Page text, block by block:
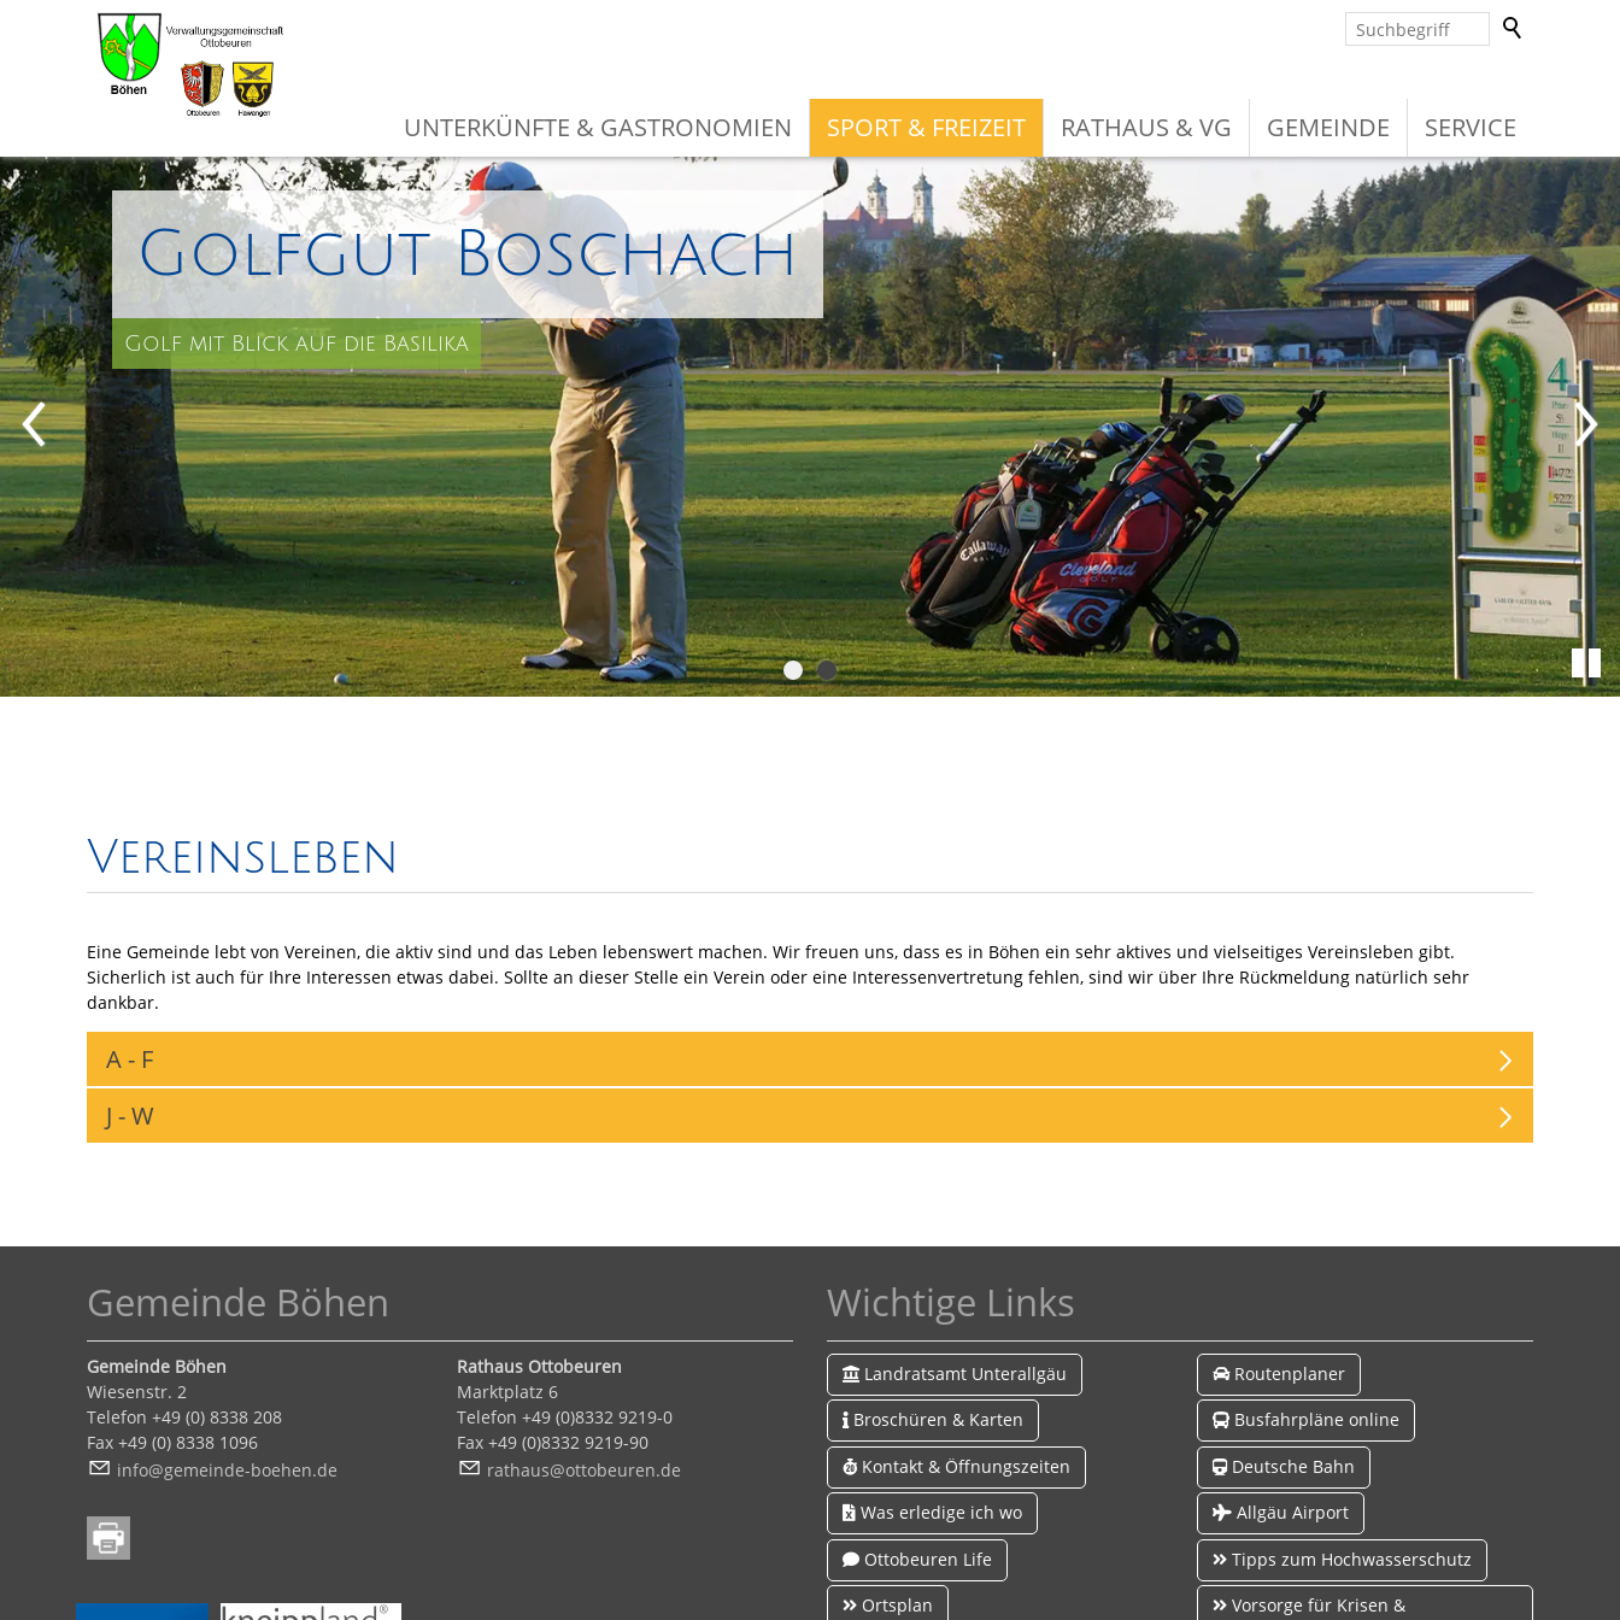
UNTERKÜNFTE & GASTRONOMIEN SPORT & FREIZEIT RATHAUS & VG GEMEINDE SERVICE
Golfgut Boschach
Golf mit Blick auf die Basilika
Vereinsleben
Eine Gemeinde lebt von Vereinen, die aktiv sind und das Leben lebenswert machen. Wir freuen uns, dass es in Böhen ein sehr aktives und vielseitiges Vereinsleben gibt.
Sicherlich ist auch für Ihre Interessen etwas dabei. Sollte an dieser Stelle ein Verein oder eine Interessenvertretung fehlen, sind wir über Ihre Rückmeldung natürlich sehr
dankbar.
A - F
J - W
Gemeinde Böhen
Gemeinde Böhen
Wiesenstr. 2
Telefon +49 (0) 8338 208
Fax +49 (0) 8338 1096
nf
g m nd -b h n d
Rathaus Ottobeuren
Marktplatz 6
Telefon +49 (0)8332 9219-0
Fax +49 (0)8332 9219-90
r th s tt b r n d
Wichtige Links
Landratsamt Unterallgäu
Broschüren & Karten
Kontakt & Öffnungszeiten
Was erledige ich wo
Ottobeuren Life
Ortsplan
Routenplaner
Busfahrpläne online
Deutsche Bahn
Allgäu Airport
Tipps zum Hochwasserschutz
Vorsorge für Krisen &